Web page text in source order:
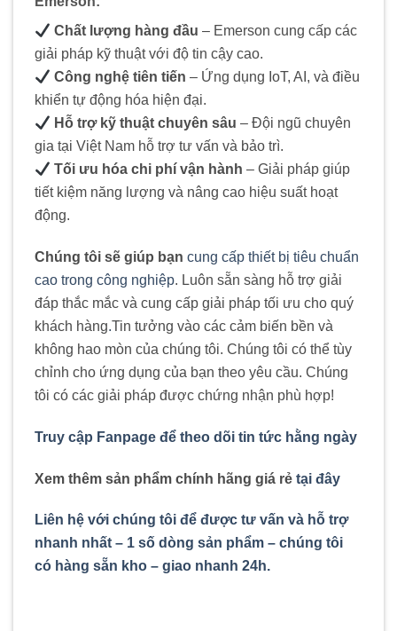
Chất lượng hàng đầu – Emerson cung cấp các
giải pháp kỹ thuật với độ tin cậy cao.
Công nghệ tiên tiến – Ứng dụng IoT, AI, và điều
khiển tự động hóa hiện đại.
Hỗ trợ kỹ thuật chuyên sâu – Đội ngũ chuyên
gia tại Việt Nam hỗ trợ tư vấn và bảo trì.
Tối ưu hóa chi phí vận hành – Giải pháp giúp
tiết kiệm năng lượng và nâng cao hiệu suất hoạt
động.
Chúng tôi sẽ giúp bạn cung cấp thiết bị tiêu chuẩn
cao trong công nghiệp. Luôn sẵn sàng hỗ trợ giải
đáp thắc mắc và cung cấp giải pháp tối ưu cho quý
khách hàng.Tin tưởng vào các cảm biến bền và
không hao mòn của chúng tôi. Chúng tôi có thể tùy
chỉnh cho ứng dụng của bạn theo yêu cầu. Chúng
tôi có các giải pháp được chứng nhận phù hợp!
Truy cập Fanpage để theo dõi tin tức hằng ngày
Xem thêm sản phẩm chính hãng giá rẻ tại đây
Liên hệ với chúng tôi để được tư vấn và hỗ trợ
nhanh nhất – 1 số dòng sản phẩm – chúng tôi
có hàng sẵn kho – giao nhanh 24h.